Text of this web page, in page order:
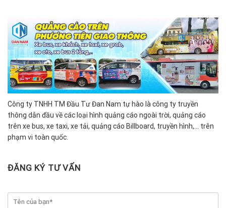
Công ty TNHH TM Đầu Tư Đan Nam tự hào là công ty truyền
thông dẫn đầu về các loại hình quảng cáo ngoài trời, quảng cáo
trên xe bus, xe taxi, xe tải, quảng cáo Billboard, truyền hình,… trên
phạm vi toàn quốc.
ĐĂNG KÝ TƯ VẤN